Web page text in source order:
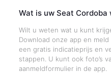
Wat is uw Seat Cordoba
Wilt u weten wat u kunt
Download onze app en
een gratis indicatieprijs en
stappen. U kunt ook foto’s
aanmeldformulier in de app.